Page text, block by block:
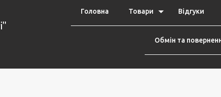
Головна Товари Відгуки
Обмін та